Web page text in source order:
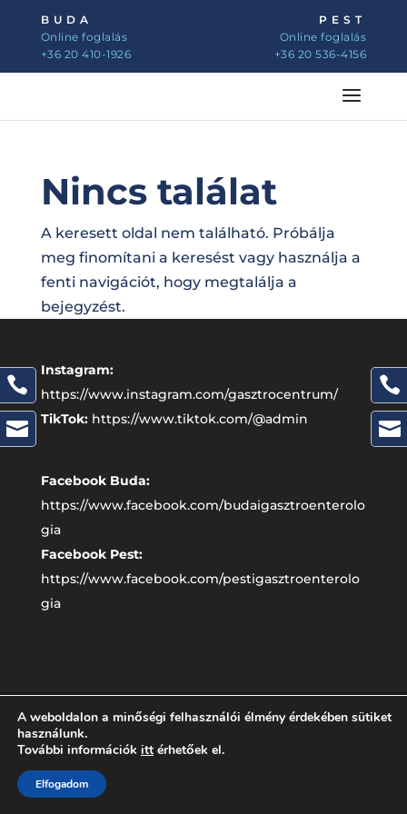
BUDA
Online foglalás
+36 20 410-1926
PEST
Online foglalás
+36 20 536-4156




Nincs találat
A keresett oldal nem található. Próbálja
meg finomítani a keresést vagy használja a
fenti navigációt, hogy megtalálja a
bejegyzést.
Instagram:
https://www.instagram.com/gasztrocentrum/
TikTok: https://www.tiktok.com/@admin
Facebook Buda:
https://www.facebook.com/budaigasztroenterolo
gia
Facebook Pest:
https://www.facebook.com/pestigasztroenterolo
gia
A weboldalon a minőségi felhasználói élmény érdekében sütiket
használunk.
További információk itt érhetőek el.
Elfogadom